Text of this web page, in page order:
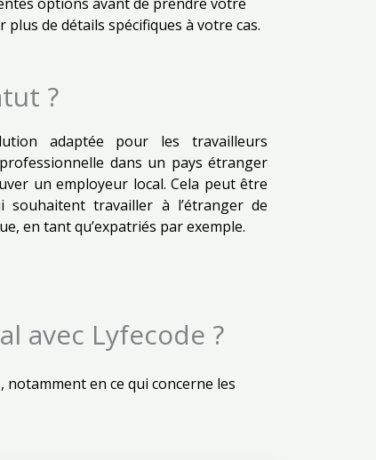
de détails spécifiques à votre cas.
?
adaptée pour les travailleurs
dans un pays étranger
un employeur local. Cela peut être
travailler à l’étranger de
en tant qu’expatriés par exemple.
avec Lyfecode ?
en ce qui concerne les